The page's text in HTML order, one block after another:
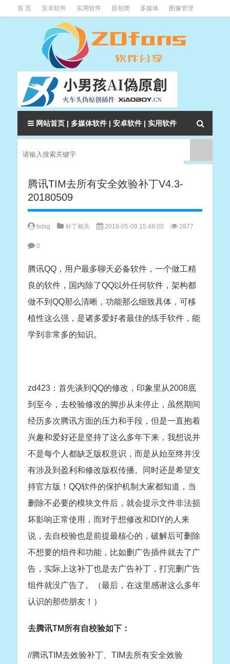
首 页 安卓软件 实用软件 原创类 多媒体 图像管理
下载类
网站首页 | 多媒体软件 | 安卓软件 | 实用软件
腾讯TIM去所有安全效验补丁V4.3-
20180509
bdxg 补丁相关 2018-05-09 15:48:00 2877
0
腾讯QQ，用户最多聊天必备软件，一个做工精
良的软件，国内除了QQ以外任何软件，架构都
做不到QQ那么清晰，功能那么细致具体，可移
植性这么强，是诸多爱好者最佳的练手软件，能
学到非常多的知识。
zd423：首先谈到QQ的修改，印象里从2008底
到至今，去校验修改的脚步从未停止，虽然期间
经历多次腾讯方面的压力和手段，但是一直抱着
兴趣和爱好还是坚持了这么多年下来，我想说并
不是每个人都缺乏版权意识，而是从始至终并没
有涉及到盈利和修改版权传播。同时还是希望支
持官方版！QQ软件的保护机制大家都知道，当
删除不必要的模块文件后，就会提示文件非法损
坏影响正常使用，而对于想修改和DIY的人来
说，去自校验也是前提最核心的，破解后可删除
不想要的组件和功能，比如删广告插件就去了广
告，实际上这补丁也是去广告补丁，打完删广告
组件就没广告了。（最后，在这里感谢这么多年
认识的那些朋友！）
去腾讯TM所有自校验如下：
//腾讯TIM去效验补丁、TIM去所有安全效验